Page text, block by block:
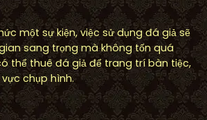
một sự kiện, việc sử dụng đá giả sẽ
sang trọng mà không tốn quá
thể thuê đá giả để trang trí bàn tiệc,
chụp hình.